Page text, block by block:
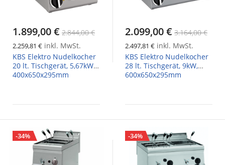
1.899,00 € 2.844,00 €
2.259,81 € inkl. MwSt.
KBS Elektro Nudelkocher
20 lt. Tischgerät, 5,67kW,
400x650x295mm
2.099,00 € 3.164,00 €
2.497,81 € inkl. MwSt.
KBS Elektro Nudelkocher
28 lt. Tischgerät, 9kW,
600x650x295mm
-34% -34%